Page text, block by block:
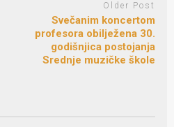
Older Post
Svečanim koncertom
profesora obilježena 30.
godišnjica postojanja
Srednje muzičke škole